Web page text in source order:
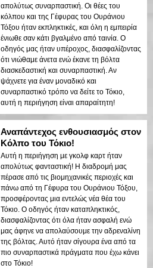
απολύτως συναρπαστική. Οι θέες του
κόλπου και της Γέφυρας του Ουράνιου
Τόξου ήταν εκπληκτικές, και όλη η εμπειρία
ένιωθε σαν κάτι βγαλμένο από ταινία. Ο
οδηγός μας ήταν υπέροχος, διασφαλίζοντας
ότι νιώθαμε άνετα ενώ έκανε τη βόλτα
διασκεδαστική και συναρπαστική. Αν
ψάχνετε για έναν μοναδικό και
συναρπαστικό τρόπο να δείτε το Τόκιο,
αυτή η περιήγηση είναι απαραίτητη!
Αναπάντεχος ενθουσιασμός στον
Κόλπο του Τόκιο!
Αυτή η περιήγηση με γκολφ καρτ ήταν
απολύτως φανταστική! Η διαδρομή μας
πέρασε από τις βιομηχανικές περιοχές και
πάνω από τη Γέφυρα του Ουράνιου Τόξου,
προσφέροντας μια εντελώς νέα θέα του
Τόκιο. Ο οδηγός ήταν καταπληκτικός,
διασφαλίζοντας ότι όλα ήταν ασφαλή ενώ
μας άφηνε να απολαύσουμε την αδρεναλίνη
της βόλτας. Αυτό ήταν σίγουρα ένα από τα
πιο συναρπαστικά πράγματα που έχω κάνει
στο Τόκιο!